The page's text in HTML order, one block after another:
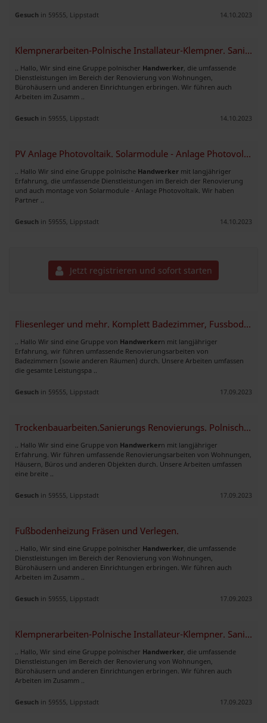
Gesuch in 59555, Lippstadt 14.10.2023
Klempnerarbeiten-Polnische Installateur-Klempner. Sanitär, Heizung.
.. Hallo, Wir sind eine Gruppe polnischer Handwerker , die umfassende
Dienstleistungen im Bereich der Renovierung von Wohnungen,
Bürohäusern und anderen Einrichtungen erbringen. Wir führen auch
Arbeiten im Zusamm ..
Gesuch in 59555, Lippstadt 14.10.2023
PV Anlage Photovoltaik. Solarmodule - Anlage Photovoltaik montage.
.. Hallo Wir sind eine Gruppe polnische Handwerker mit langjähriger
Erfahrung, die umfassende Dienstleistungen im Bereich der Renovierung
und auch montage von Solarmodule - Anlage Photovoltaik. Wir haben
Partner ..
Gesuch in 59555, Lippstadt 14.10.2023
Jetzt registrieren und sofort starten
Fliesenleger und mehr. Komplett Badezimmer, Fussboden, Treppen.
.. Hallo Wir sind eine Gruppe von Handwerkern mit langjähriger
Erfahrung, wir führen umfassende Renovierungsarbeiten von
Badezimmern (sowie anderen Räumen) durch. Unsere Arbeiten umfassen
die gesamte Leistungspa ..
Gesuch in 59555, Lippstadt 17.09.2023
Trockenbauarbeiten.Sanierungs Renovierungs. Polnische Handwerker
.. Hallo Wir sind eine Gruppe von Handwerkern mit langjähriger
Erfahrung. Wir führen umfassende Renovierungsarbeiten von Wohnungen,
Häusern, Büros und anderen Objekten durch. Unsere Arbeiten umfassen
eine breite ..
Gesuch in 59555, Lippstadt 17.09.2023
Fußbodenheizung Fräsen und Verlegen.
.. Hallo, Wir sind eine Gruppe polnischer Handwerker, die umfassende
Dienstleistungen im Bereich der Renovierung von Wohnungen,
Bürohäusern und anderen Einrichtungen erbringen. Wir führen auch
Arbeiten im Zusamm ..
Gesuch in 59555, Lippstadt 17.09.2023
Klempnerarbeiten-Polnische Installateur-Klempner. Sanitär, Heizung.
.. Hallo, Wir sind eine Gruppe polnischer Handwerker, die umfassende
Dienstleistungen im Bereich der Renovierung von Wohnungen,
Bürohäusern und anderen Einrichtungen erbringen. Wir führen auch
Arbeiten im Zusamm ..
Gesuch in 59555, Lippstadt 17.09.2023